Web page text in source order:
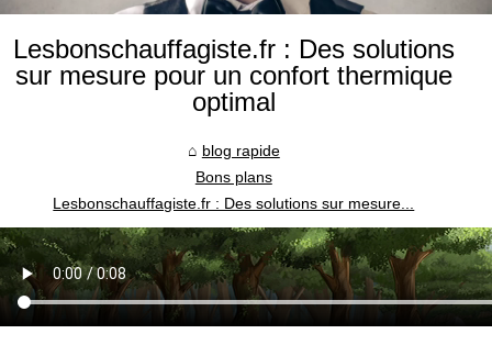
Lesbonschauffagiste.fr : Des solutions
sur mesure pour un confort thermique
optimal
blog rapide
Bons plans
Lesbonschauffagiste.fr : Des solutions sur mesure...